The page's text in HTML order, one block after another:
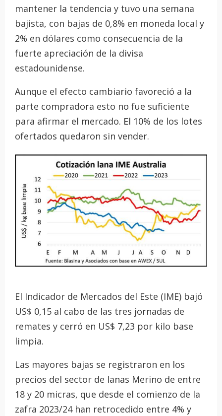
mantener la tendencia y tuvo una semana
bajista, con bajas de 0,8% en moneda local y
2% en dólares como consecuencia de la
fuerte apreciación de la divisa
estadounidense.
Aunque el efecto cambiario favoreció a la
parte compradora esto no fue suficiente
para afirmar el mercado. El 10% de los lotes
ofertados quedaron sin vender.
El Indicador de Mercados del Este (IME) bajó
US$ 0,15 al cabo de las tres jornadas de
remates y cerró en US$ 7,23 por kilo base
limpia.
Las mayores bajas se registraron en los
precios del sector de lanas Merino de entre
18 y 20 micras, que desde el comienzo de la
zafra 2023/24 han retrocedido entre 4% y